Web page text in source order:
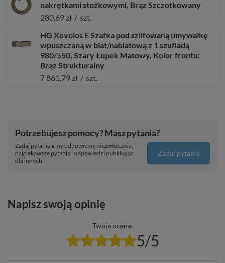
nakrętkami stożkowymi, Brąz Szczotkowany
280,69 zł / szt.
HG Xevolos E Szafka pod szlifowaną umywalkę
wpuszczaną w blat/nablatową z 1 szufladą
980/550, Szary Łupek Matowy, Kolor frontu:
Brąz Strukturalny
7 861,79 zł / szt.
Potrzebujesz pomocy? Masz pytania?
Zadaj pytanie a my odpowiemy niezwłocznie,
najciekawsze pytania i odpowiedzi publikując
dla innych.
Zadaj pytanie
Napisz swoją opinię
Twoja ocena:
5/5